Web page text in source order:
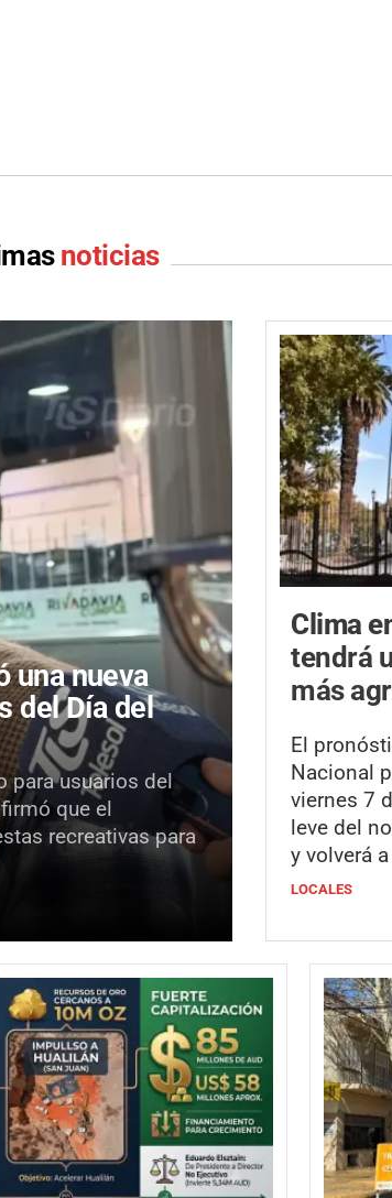
noticias
una nueva
del Día del
para usuarios del
que el
recreativas para
Clima
tendrá
más
El
Nacional
viernes 7
leve del
y volverá
LOCALES